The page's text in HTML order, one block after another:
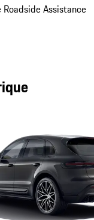
Assistance